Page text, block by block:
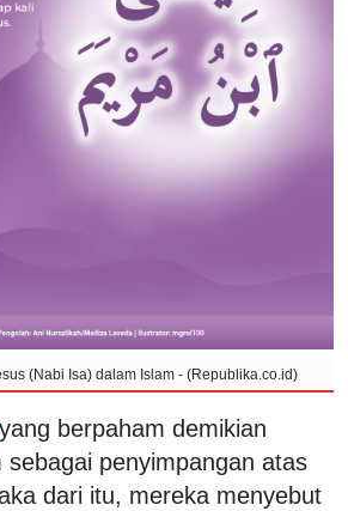
(Nabi Isa) dalam Islam - (Republika.co.id)
yang berpaham demikian
sebagai penyimpangan atas
dari itu, mereka menyebut